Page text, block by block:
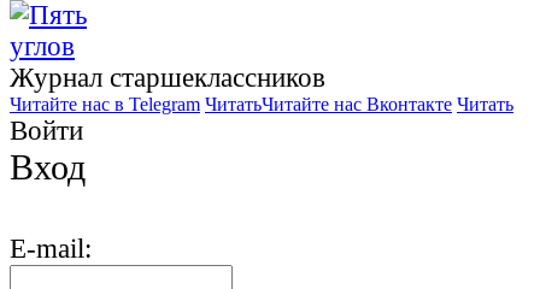
Журнал старшекласcников
Читайте нас в Telegram ЧитатьЧитайте нас Вконтакте Читать
Войти
Вход
E-mail: